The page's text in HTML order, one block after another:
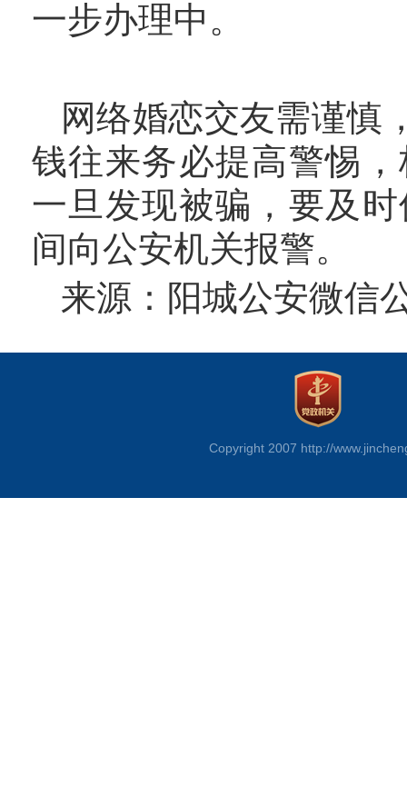
一步办理中。
网络婚恋交友需谨慎
钱往来务必提高警惕
一旦发现被骗，要及
间向公安机关报警。
来源：阳城公安微信
Copyright 2007 http://